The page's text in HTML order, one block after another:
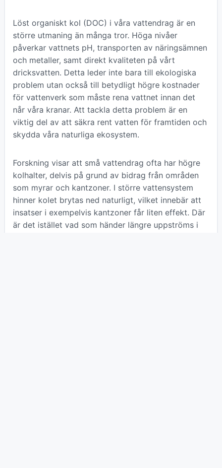
Löst organiskt kol (DOC) i våra vattendrag är en
större utmaning än många tror. Höga nivåer
påverkar vattnets pH, transporten av näringsämnen
och metaller, samt direkt kvaliteten på vårt
dricksvatten. Detta leder inte bara till ekologiska
problem utan också till betydligt högre kostnader
för vattenverk som måste rena vattnet innan det
når våra kranar. Att tackla detta problem är en
viktig del av att säkra rent vatten för framtiden och
skydda våra naturliga ekosystem.
Forskning visar att små vattendrag ofta har högre
kolhalter, delvis på grund av bidrag från områden
som myrar och kantzoner. I större vattensystem
hinner kolet brytas ned naturligt, vilket innebär att
insatser i exempelvis kantzoner får liten effekt. Där
är det istället vad som händer längre uppströms i